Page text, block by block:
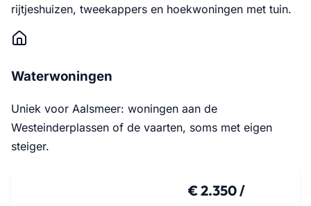
rijtjeshuizen, tweekappers en hoekwoningen met tuin.
Waterwoningen
Uniek voor Aalsmeer: woningen aan de
Westeinderplassen of de vaarten, soms met eigen
steiger.
€ 2.350 /